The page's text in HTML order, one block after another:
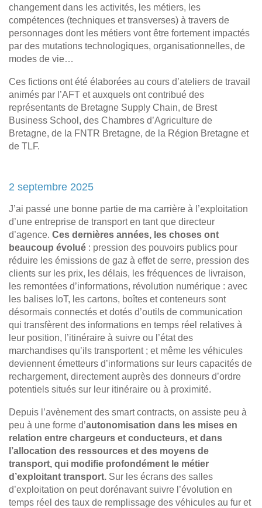
changement dans les activités, les métiers, les
compétences (techniques et transverses) à travers de
personnages dont les métiers vont être fortement impactés
par des mutations technologiques, organisationnelles, de
modes de vie…
Ces fictions ont été élaborées au cours d’ateliers de travail
animés par l’AFT et auxquels ont contribué des
représentants de Bretagne Supply Chain, de Brest
Business School, des Chambres d’Agriculture de
Bretagne, de la FNTR Bretagne, de la Région Bretagne et
de TLF.
2 septembre 2025
J’ai passé une bonne partie de ma carrière à l’exploitation
d’une entreprise de transport en tant que directeur
d’agence. Ces dernières années, les choses ont
beaucoup évolué : pression des pouvoirs publics pour
réduire les émissions de gaz à effet de serre, pression des
clients sur les prix, les délais, les fréquences de livraison,
les remontées d’informations, révolution numérique : avec
les balises IoT, les cartons, boîtes et conteneurs sont
désormais connectés et dotés d’outils de communication
qui transfèrent des informations en temps réel relatives à
leur position, l’itinéraire à suivre ou l’état des
marchandises qu’ils transportent ; et même les véhicules
deviennent émetteurs d’informations sur leurs capacités de
rechargement, directement auprès des donneurs d’ordre
potentiels situés sur leur itinéraire ou à proximité.
Depuis l’avènement des smart contracts, on assiste peu à
peu à une forme d’autonomisation dans les mises en
relation entre chargeurs et conducteurs, et dans
l’allocation des ressources et des moyens de
transport, qui modifie profondément le métier
d’exploitant transport. Sur les écrans des salles
d’exploitation on peut dorénavant suivre l’évolution en
temps réel des taux de remplissage des véhicules au fur et